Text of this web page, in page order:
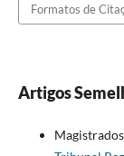
Formatos de
Artigos